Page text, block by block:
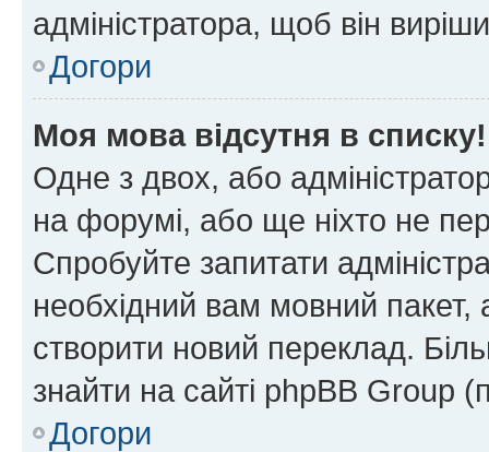
адміністратора, щоб він
Догори
Моя мова відсутня в списку!
Одне з двох, або
на форумі, або ще ніхто не
Спробуйте запитати
необхідний вам мовний
створити новий переклад.
знайти на сайті phpBB Group
Догори